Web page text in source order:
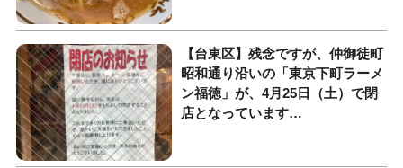
【台東区】残念ですが、仲御徒町
昭和通り沿いの「東京下町ラーメ
ン福徳」が、4月25日（土）で閉
店となっています…